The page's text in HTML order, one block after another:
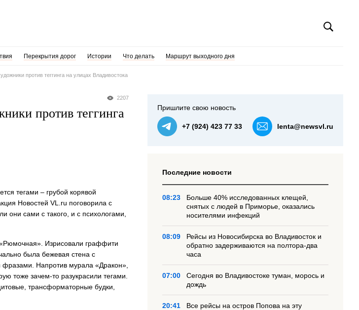
Перекрытия дорог Истории Что делать Маршрут выходного дня
против теггинга на улицах Владивостока
2207
против теггинга
тегами – грубой корявой
Новостей VL.ru поговорила с
они сами с такого, и с психологами,
Изрисовали граффити
была бежевая стена с
Напротив мурала «Дракон»,
тоже зачем-то разукрасили тегами.
трансформаторные будки,
Пришлите свою новость
+7 (924) 423 77 33 lenta@newsvl.ru
Последние новости
08:23
Больше 40% исследованных клещей,
снятых с людей в Приморье, оказались
носителями инфекций
08:09
Рейсы из Новосибирска во Владивосток и
обратно задерживаются на полтора-два
часа
07:00
Сегодня во Владивостоке туман, морось и
дождь
20:41
Все рейсы на остров Попова на эту